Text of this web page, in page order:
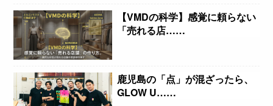
【VMDの科学】感覚に頼らない
「売れる店……
鹿児島の「点」が混ざったら、
GLOW U……